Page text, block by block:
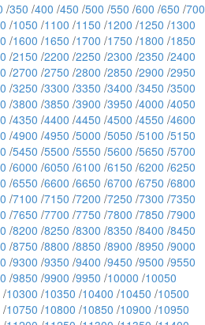
/350 /400 /450 /500 /550 /600 /650 /700
/1050 /1100 /1150 /1200 /1250 /1300
/1600 /1650 /1700 /1750 /1800 /1850
/2150 /2200 /2250 /2300 /2350 /2400
/2700 /2750 /2800 /2850 /2900 /2950
/3250 /3300 /3350 /3400 /3450 /3500
/3800 /3850 /3900 /3950 /4000 /4050
/4350 /4400 /4450 /4500 /4550 /4600
/4900 /4950 /5000 /5050 /5100 /5150
/5450 /5500 /5550 /5600 /5650 /5700
/6000 /6050 /6100 /6150 /6200 /6250
/6550 /6600 /6650 /6700 /6750 /6800
/7100 /7150 /7200 /7250 /7300 /7350
/7650 /7700 /7750 /7800 /7850 /7900
/8200 /8250 /8300 /8350 /8400 /8450
/8750 /8800 /8850 /8900 /8950 /9000
/9300 /9350 /9400 /9450 /9500 /9550
/9850 /9900 /9950 /10000 /10050
/10300 /10350 /10400 /10450 /10500
/10750 /10800 /10850 /10900 /10950